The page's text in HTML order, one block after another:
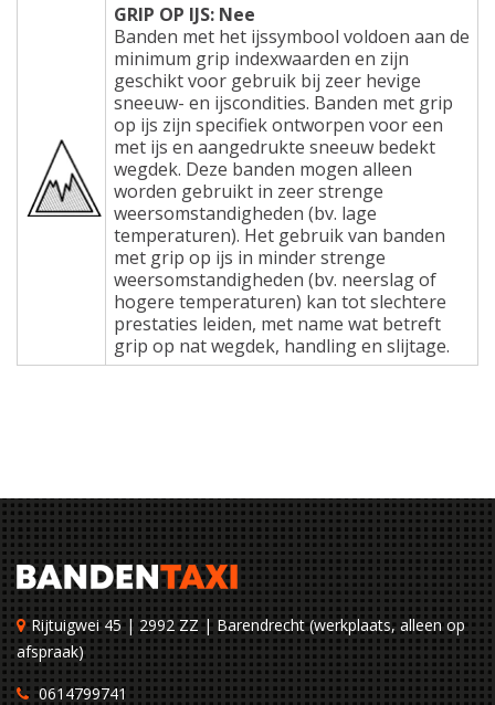
GRIP OP IJS: Nee
Banden met het ijssymbool voldoen aan de
minimum grip indexwaarden en zijn
geschikt voor gebruik bij zeer hevige
sneeuw- en ijscondities. Banden met grip
op ijs zijn specifiek ontworpen voor een
met ijs en aangedrukte sneeuw bedekt
wegdek. Deze banden mogen alleen
worden gebruikt in zeer strenge
weersomstandigheden (bv. lage
temperaturen). Het gebruik van banden
met grip op ijs in minder strenge
weersomstandigheden (bv. neerslag of
hogere temperaturen) kan tot slechtere
prestaties leiden, met name wat betreft
grip op nat wegdek, handling en slijtage.
Rijtuigwei 45 | 2992 ZZ | Barendrecht (werkplaats, alleen op
afspraak)
0614799741